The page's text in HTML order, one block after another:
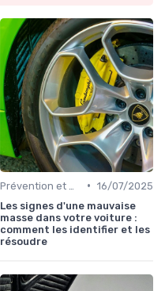
• 16/07/2025
Les signes d'une mauvaise
masse dans votre voiture :
comment les identifier et les
résoudre